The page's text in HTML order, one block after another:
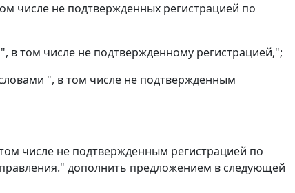
числе не подтвержденных регистрацией по
в том числе не подтвержденному регистрацией,";
", в том числе не подтвержденным
числе не подтвержденным регистрацией по
дополнить предложением в следующей